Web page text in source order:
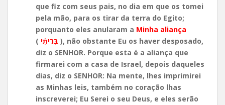
que fiz com seus pais, no dia em que os tomei
pela mão, para os tirar da terra do Egito;
porquanto eles anularam a Minha aliança
(
), não obstante Eu os haver desposado,
diz o SENHOR. Porque esta é a aliança que
firmarei com a casa de Israel, depois daqueles
dias, diz o SENHOR: Na mente, lhes imprimirei
as Minhas leis, também no coração lhas
inscreverei; Eu Serei o seu Deus, e eles serão